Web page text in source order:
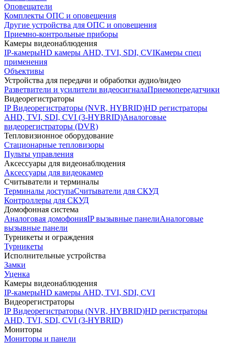
Оповещатели
Комплекты ОПС и оповещения
Другие устройства для ОПС и оповещения
Приемно-контрольные приборы
Камеры видеонаблюдения
IP-камерыHD камеры AHD, TVI, SDI, CVIКамеры спец
применения
Объективы
Устройства для передачи и обработки аудио/видео
Разветвители и усилители видеосигналаПриемопередатчики
Видеорегистраторы
IP Видеорегистраторы (NVR, HYBRID)HD регистраторы
AHD, TVI, SDI, CVI (3-HYBRID)Аналоговые
видеорегистраторы (DVR)
Тепловизионное оборудование
Стационарные тепловизоры
Пульты управления
Аксессуары для видеонаблюдения
Аксессуары для видеокамер
Считыватели и терминалы
Терминалы доступаСчитыватели для СКУД
Контроллеры для СКУД
Домофонная система
Аналоговая домофонияIP вызывные панелиАналоговые
вызывные панели
Турникеты и ограждения
Турникеты
Исполнительные устройства
Замки
Уценка
Камеры видеонаблюдения
IP-камерыHD камеры AHD, TVI, SDI, CVI
Видеорегистраторы
IP Видеорегистраторы (NVR, HYBRID)HD регистраторы
AHD, TVI, SDI, CVI (3-HYBRID)
Мониторы
Мониторы и панели